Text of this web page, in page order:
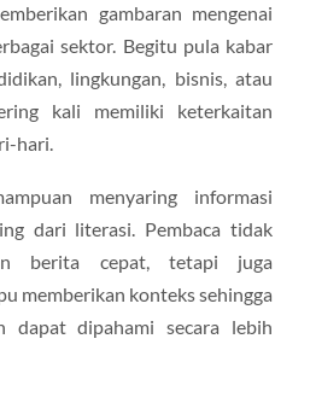
gambaran mengenai
sektor. Begitu pula kabar
lingkungan, bisnis, atau
kali memiliki keterkaitan
hari.
menyaring informasi
dari literasi. Pembaca tidak
berita cepat, tetapi juga
memberikan konteks sehingga
dapat dipahami secara lebih